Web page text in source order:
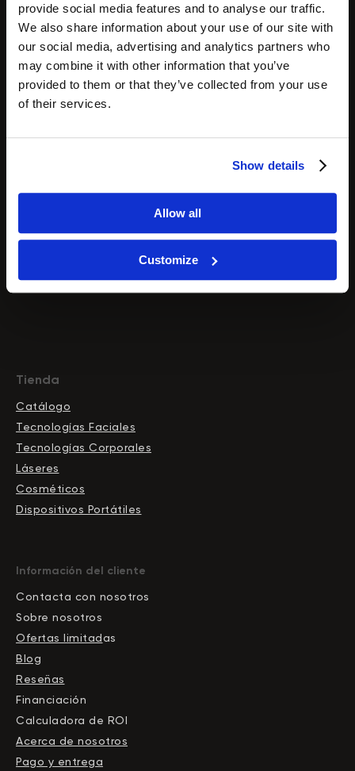
provide social media features and to analyse our traffic.
We also share information about your use of our site with
our social media, advertising and analytics partners who
may combine it with other information that you’ve
provided to them or that they’ve collected from your use
of their services.
Show details
Allow all
Customize
HydroDiamond™
CryoElegance™
Endo RF
Presoterapia Drenaje Linfático
Cavitación por ultrasonido
Hidrodermoabrasión
Microdermoabrasión
Terapia de luz LED
Láseres de diodo
Tienda
Catálogo
Tecnologías Faciales
Tecnologías Corporales
Láseres
Cosméticos
Dispositivos Portátiles
Información del cliente
Contacta con nosotros
Sobre nosotros
Ofertas limitadas
Blog
Reseñas
Financiación
Calculadora de ROI
Acerca de nosotros
Pago y entrega